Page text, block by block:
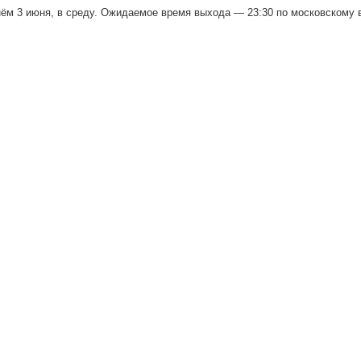
3 июня, в среду. Ожидаемое время выхода — 23:30 по московскому